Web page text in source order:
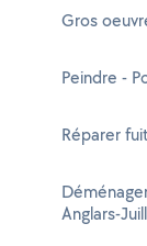
Gros
Peindre -
Réparer
Anglars-